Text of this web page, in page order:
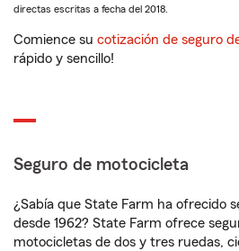
directas escritas a fecha del 2018.
Comience su cotización de seguro
rápido y sencillo!
Seguro de motocicleta
¿Sabía que State Farm ha ofrecido
desde 1962? State Farm ofrece
motocicletas de dos y tres ruedas,